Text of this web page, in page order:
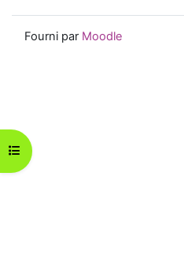
Ouvrir l’index du cours
Fourni par Moodle